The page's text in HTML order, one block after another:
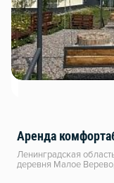
Аренда
Ленинградская
деревня Малое